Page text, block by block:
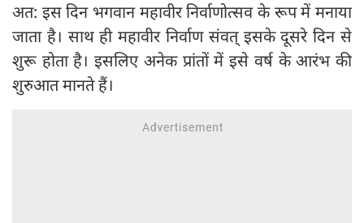
अत: इस दिन भगवान महावीर निर्वाणोत्सव के रूप में मनाया
जाता है। साथ ही महावीर निर्वाण संवत्‌ इसके दूसरे दिन से
शुरू होता है। इसलिए अनेक प्रांतों में इसे वर्ष के आरंभ की
शुरुआत मानते हैं।